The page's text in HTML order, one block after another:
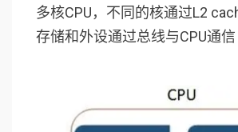
多核CPU，不同的核通过L2
存储和外设通过总线与CPU通信